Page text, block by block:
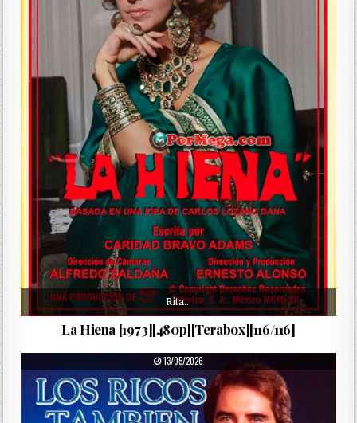
Rita…
La Hiena [1973][480p][Terabox][116/116]
PUBLISHED DATE:
13/05/2026